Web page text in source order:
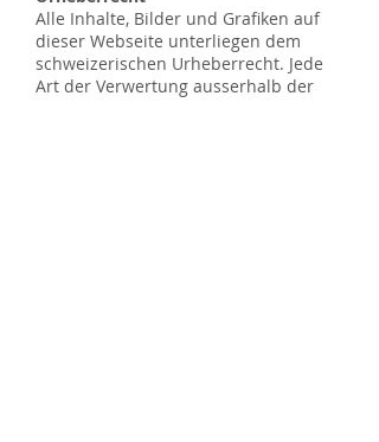
Alle Inhalte, Bilder und Grafiken auf
dieser Webseite unterliegen dem
schweizerischen Urheberrecht. Jede
Art der Verwertung ausserhalb der